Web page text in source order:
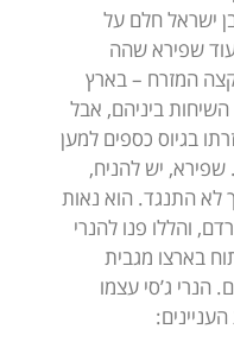
ישראל חלם על
שפירא שהה
המזרח – בארץ
השיחות ביניהם, אבל
בגיוס כספים למען
שפירא, יש להניח,
לא התנגד. הוא נאות
והללו פנו להנרי
בארצו מגבית
הנרי ג’סי עצמו